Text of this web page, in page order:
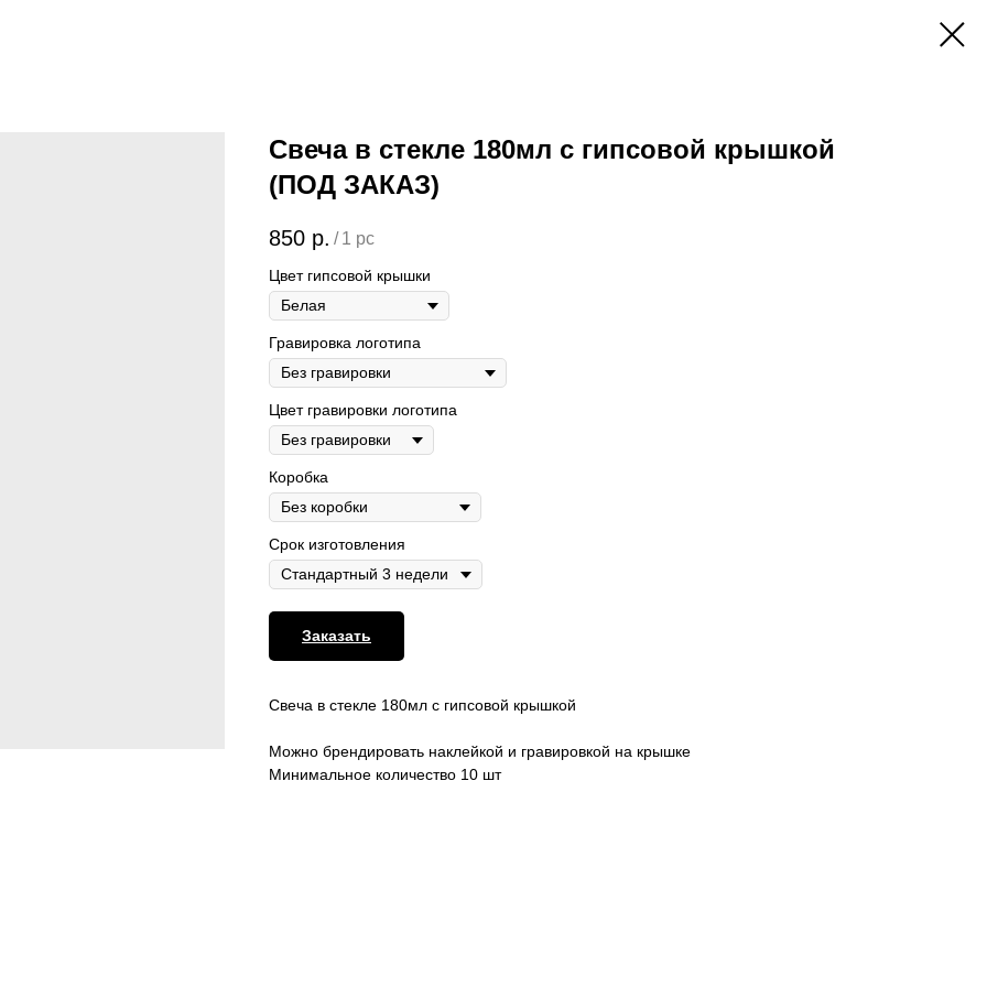
Свеча в стекле 180мл с гипсовой крышкой
(ПОД ЗАКАЗ)
850 р. / 1 pc
Цвет гипсовой крышки
Гравировка логотипа
Цвет гравировки логотипа
Коробка
Срок изготовления
Заказать
Свеча в стекле 180мл с гипсовой крышкой
Можно брендировать наклейкой и гравировкой на крышке
Минимальное количество 10 шт